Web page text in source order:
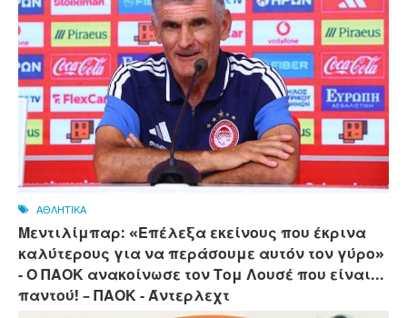
ΑΘΛΗΤΙΚΑ
Μεντιλίμπαρ: «Επέλεξα εκείνους που έκρινα
καλύτερους για να περάσουμε αυτόν τον γύρο»
- Ο ΠΑΟΚ ανακοίνωσε τον Τομ Λουσέ που είναι...
παντού! – ΠΑΟΚ - Άντερλεχτ